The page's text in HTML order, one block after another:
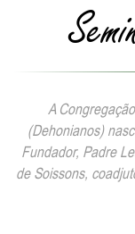
A
(Dehonianos)
Fundador, Padre
de Soissons,